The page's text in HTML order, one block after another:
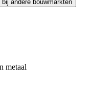
andere bouwmarkten
metaal